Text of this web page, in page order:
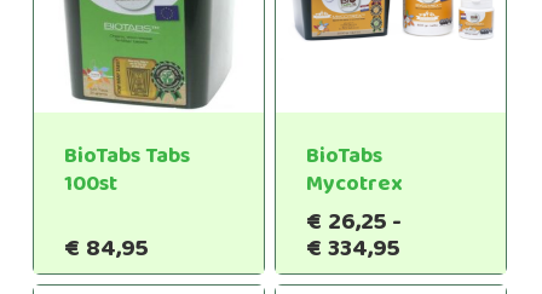
BioTabs Tabs
100st
€ 84,95
BioTabs
Mycotrex
€ 26,25-
€334,95
€26,25